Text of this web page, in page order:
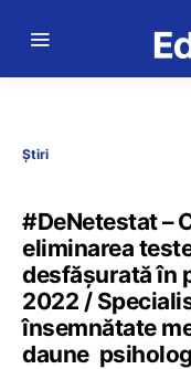
Știri
#DeNetestat –
eliminarea
desfășurată în
2022 /
însemnătate
daune